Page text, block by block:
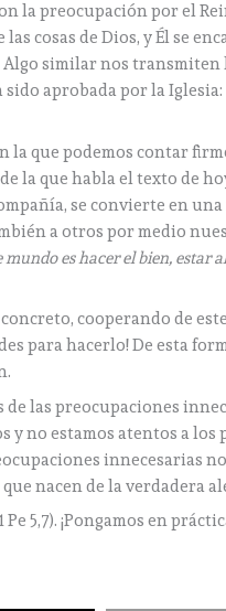
la preocupación por el
cosas de Dios, y Él se
similar nos transmiten
aprobada por la Iglesia:
que podemos contar
la que habla el texto de
se convierte en
a otros por medio
mundo es hacer el bien, estar
cooperando de
para hacerlo! De esta
las preocupaciones
no estamos atentos a los
innecesarias
nacen de la verdadera
Pe 5,7). ¡Pongamos en